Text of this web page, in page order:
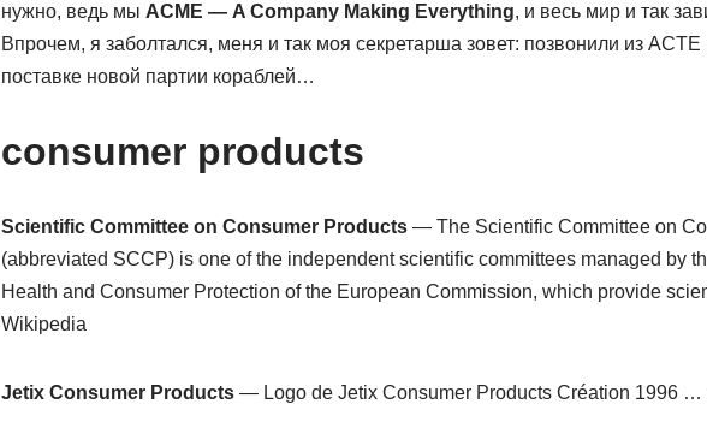
нужно, ведь мы АСМЕ — A Company Making Everything, и весь мир и так
Впрочем, я заболтался, меня и так моя секретарша зовет: позвонили из ACTE
поставке новой партии кораблей…
consumer products
Scientific Committee on Consumer Products— The Scientific Committee on
(abbreviated SCCP) is one of the independent scientific committees managed by
Health and Consumer Protection of the European Commission, which provide
Wikipedia
Jetix Consumer Products— Logo de Jetix Consumer Products Création 1996 …